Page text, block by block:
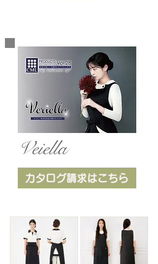
Veiella
カタログ請求はこちら